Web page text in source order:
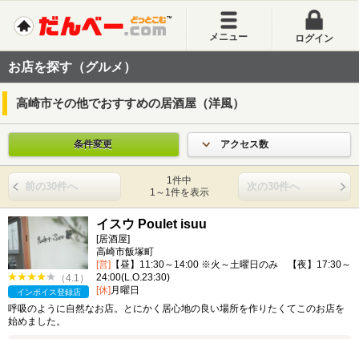
メニュー ログイン
お店を探す（グルメ）
高崎市その他でおすすめの居酒屋（洋風）
条件変更 アクセス数
前の30件へ
1件中
1～1件を表示
次の30件へ
（4.1）
インボイス登録店
イスウ Poulet isuu
[居酒屋]
高崎市飯塚町
[営] 【昼】11:30～14:00 ※火～土曜日のみ 【夜】17:30～
24:00(L.O.23:30)
[休]月曜日
呼吸のように自然なお店。とにかく居心地の良い場所を作りたくてこのお店を
始めました。